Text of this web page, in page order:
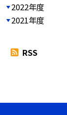
2022年度
2021年度
RSS